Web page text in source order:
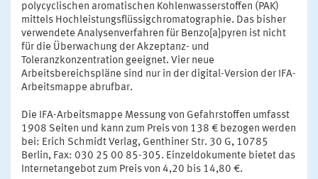
polycyclischen aromatischen Kohlenwasserstoffen (PAK)
mittels Hochleistungsflüssigchromatographie. Das bisher
verwendete Analysenverfahren für Benzo[a]pyren ist nicht
für die Überwachung der Akzeptanz- und
Toleranzkonzentration geeignet. Vier neue
Arbeitsbereichspläne sind nur in der digital-Version der IFA-
Arbeitsmappe abrufbar.
Die IFA-Arbeitsmappe Messung von Gefahrstoffen umfasst
1908 Seiten und kann zum Preis von 138 € bezogen werden
bei: Erich Schmidt Verlag, Genthiner Str. 30 G, 10785
Berlin, Fax: 030 25 00 85-305. Einzeldokumente bietet das
Internetangebot zum Preis von 4,20 bis 14,80 €.